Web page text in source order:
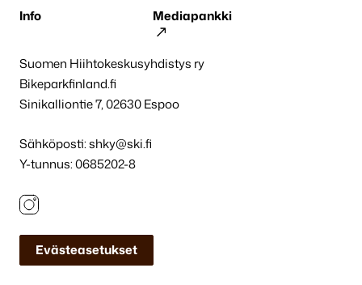
Info
Mediapankki
Suomen Hiihtokeskusyhdistys ry
Bikeparkfinland.fi
Sinikalliontie 7, 02630 Espoo
Sähköposti:shky@ski.fi
Y-tunnus: 0685202-8
Instagram
Evästeasetukset